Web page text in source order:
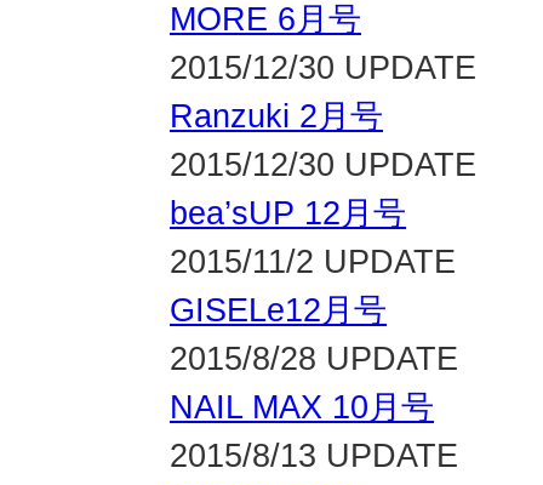
MORE 6月号
2015/12/30 UPDATE
Ranzuki 2月号
2015/12/30 UPDATE
bea’sUP 12月号
2015/11/2 UPDATE
GISELe12月号
2015/8/28 UPDATE
NAIL MAX 10月号
2015/8/13 UPDATE